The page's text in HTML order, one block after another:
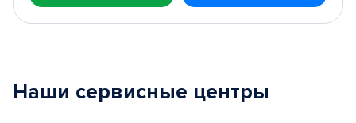
Наши сервисные центры